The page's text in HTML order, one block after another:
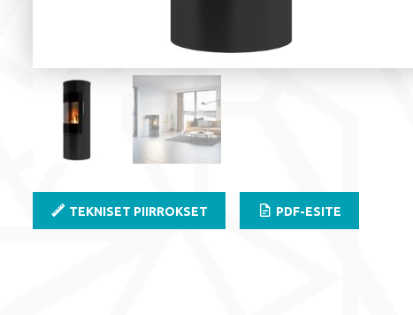
TEKNISET PIIRROKSET PDF-ESITE